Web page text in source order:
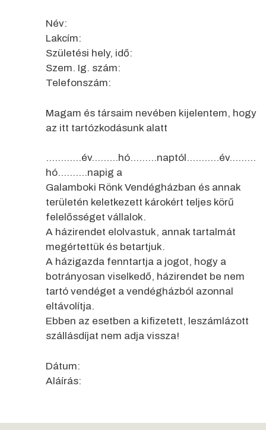
Név:
Lakcím:
Születési hely, idő:
Szem. Ig. szám:
Telefonszám:
Magam és társaim nevében kijelentem, hogy
az itt tartózkodásunk alatt
…………év………hó………naptól………..év………
hó……….napig a
Galamboki Rönk Vendégházban és annak
területén keletkezett károkért teljes körű
felelősséget vállalok.
A házirendet elolvastuk, annak tartalmát
megértettük és betartjuk.
A házigazda fenntartja a jogot, hogy a
botrányosan viselkedő, házirendet be nem
tartó vendéget a vendégházból azonnal
eltávolítja.
Ebben az esetben a kifizetett, leszámlázott
szállásdíjat nem adja vissza!
Dátum:
Aláírás: